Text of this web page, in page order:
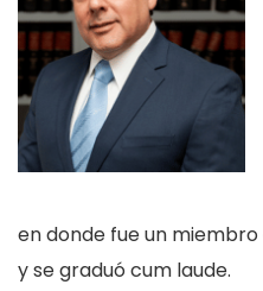
en donde fue un
y se graduó cum laude.